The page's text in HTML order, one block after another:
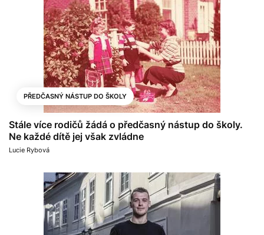
PŘEDČASNÝ NÁSTUP DO ŠKOLY
Stále více rodičů žádá o předčasný nástup do školy.
Ne každé dítě jej však zvládne
Lucie Rybová